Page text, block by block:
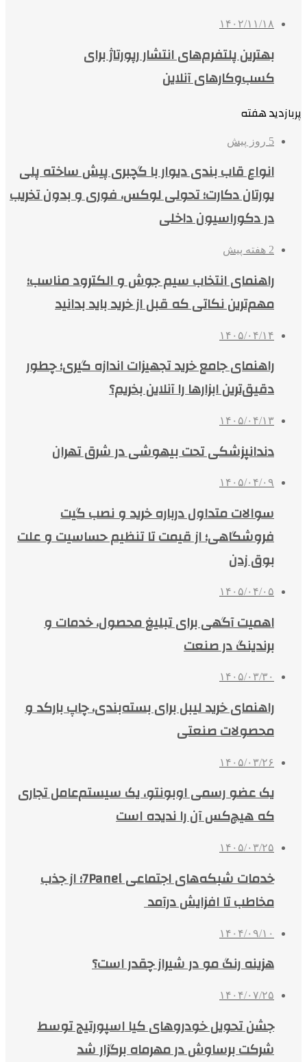
۱۴۰۲/۱۱/۱۸
بهترین پلتفرم‌های انتشار رپورتاژ برای
کسب‌وکارهای آنلاین
پربازدید هفته
5 روز پیش
انواع قاب بندی دیوار با گچبری پیش ساخته پلی
یورتان دکارت؛ تحولی لوکس، فوری و بدون تخریب
در دکوراسیون داخلی
2 هفته پیش
راهنمای انتخاب سیم جوش و الکترود مناسب؛
مهم‌ترین نکاتی که قبل از خرید باید بدانید
۱۴۰۵/۰۴/۱۴
راهنمای جامع خرید تجهیزات اندازه گیری؛ چطور
دقیق‌ترین ابزارها را آنلاین بخریم؟
۱۴۰۵/۰۴/۱۳
دندانپزشکی تحت بیهوشی در شرق تهران
۱۴۰۵/۰۴/۰۹
سوالات متداول درباره خرید و نصب گیت
فروشگاهی؛ از قیمت تا تنظیم حساسیت و علت
بوق زدن
۱۴۰۵/۰۴/۰۵
اهمیت آگهی برای تبلیغ محصول، خدمات و
برندینگ در صنعت
۱۴۰۵/۰۳/۳۰
راهنمای خرید لیبل برای بسته‌بندی، چاپ بارکد و
محصولات صنعتی
۱۴۰۵/۰۳/۲۶
یک عضو رسمی اوبونتو، یک سیستم‌عامل تجاری
که هیچ‌کس آن را ندیده است
۱۴۰۵/۰۳/۲۵
خدمات شبکه‌های اجتماعی 7Panel؛ از جذب
مخاطب تا افزایش درآمد
۱۴۰۴/۰۹/۱۰
هزینه رنگ مو در شیراز چقدر است؟
۱۴۰۴/۰۷/۲۵
جشن تحویل خودروهای کیا اسپورتیج توسط
شرکت برساوش در مهرماه برگزار شد